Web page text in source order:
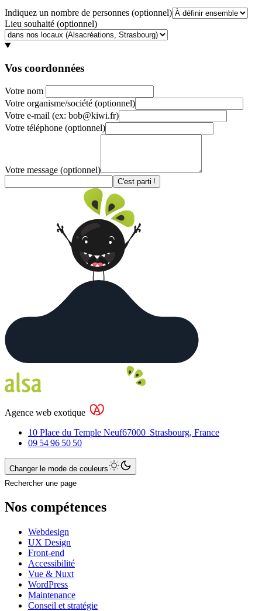
Indiquez un nombre de personnes (optionnel)
Lieu souhaité (optionnel)
Vos coordonnées
Votre nom
Votre organisme/société (optionnel)
Votre e-mail (ex: bob@kiwi.fr)
Votre téléphone (optionnel)
Votre message (optionnel)
C'est parti !
Agence web exotique
10 Place du Temple Neuf67000 Strasbourg, France
09 54 96 50 50
Changer le mode de couleurs
Rechercher une page
Nos compétences
Webdesign
UX Design
Front-end
Accessibilité
Vue & Nuxt
WordPress
Maintenance
Conseil et stratégie